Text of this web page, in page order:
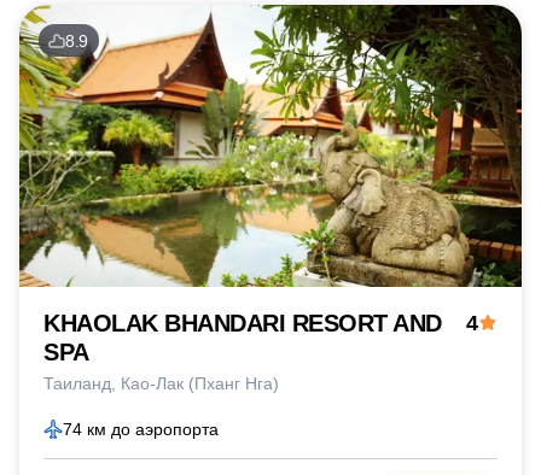
8.9
KHAOLAK BHANDARI RESORT AND
SPA
Таиланд Као-Лак (Пханг Нга)
4
74 км до аэропорта